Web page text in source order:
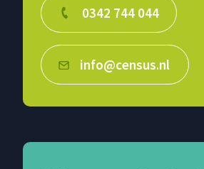
0342 744 044
info@census.nl